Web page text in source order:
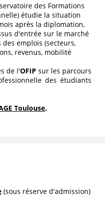
des Formations
étudie la situation
après la diplomation,
d'entrée sur le marché
emplois (secteurs,
revenus, mobilité
de l'OFIP sur les parcours
des étudiants
Toulouse.
(sous réserve d'admission)